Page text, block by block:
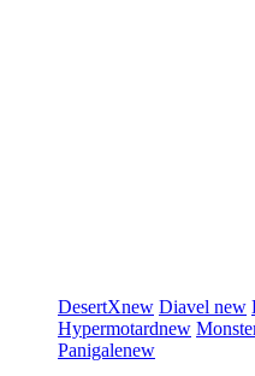
DesertXnew Diavel new
Hypermotardnew
Panigalenew